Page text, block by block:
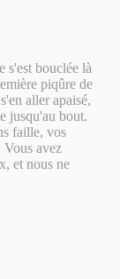
s'est bouclée là
piqûre de
aller apaisé,
jusqu'au bout.
faille, vos
Vous avez
et nous ne